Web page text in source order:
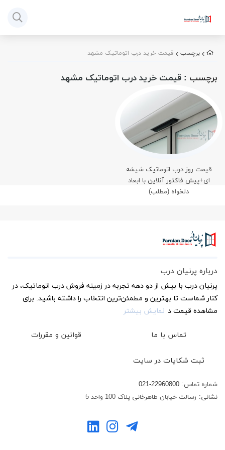
برچسب قیمت خرید درب اتوماتیک مشهد
برچسب : قیمت خرید درب اتوماتیک مشهد
قیمت روز درب اتوماتیک شیشه
ای+پیش فاکتور آنلاین با ابعاد
دلخواه (مطلب)
درباره پرنیان درب
پرنیان درب با بیش از دو دهه تجربه در زمینه فروش درب اتوماتیک، در
کنار شماست تا بهترین و مطمئن‌ترین انتخاب را داشته باشید. برای
مشاهده قیمت د نمایش بیشتر
تماس با ما قوانین و مقررات
ثبت شکایات در سایت
شماره تماس: 021-22960800
نشانی: رسالت خیابان طاهرخانی پلاک 100 واحد 5